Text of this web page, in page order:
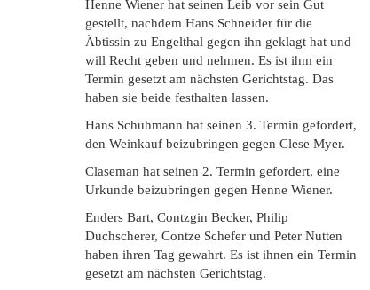
Henne Wiener hat seinen Leib vor sein Gut
gestellt, nachdem Hans Schneider für die
Äbtissin zu Engelthal gegen ihn geklagt hat und
will Recht geben und nehmen. Es ist ihm ein
Termin gesetzt am nächsten Gerichtstag. Das
haben sie beide festhalten lassen.
Hans Schuhmann hat seinen 3. Termin gefordert,
den Weinkauf beizubringen gegen Clese Myer.
Claseman hat seinen 2. Termin gefordert, eine
Urkunde beizubringen gegen Henne Wiener.
Enders Bart, Contzgin Becker, Philip
Duchscherer, Contze Schefer und Peter Nutten
haben ihren Tag gewahrt. Es ist ihnen ein Termin
gesetzt am nächsten Gerichtstag.